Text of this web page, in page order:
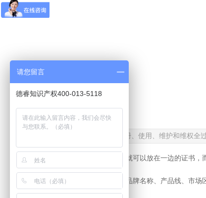
作者: 德睿知识产权
商标管理贯穿注册、使用、维护和维权全
商标不是申请成功后就可以放在一边的证书
容。
企业在发展过程中，品牌名称、产品线、市
题。
请您留言
德睿知识产权400-013-5118